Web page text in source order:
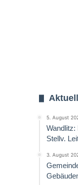
5. August
Wandlitz:
Stellv.
3. August